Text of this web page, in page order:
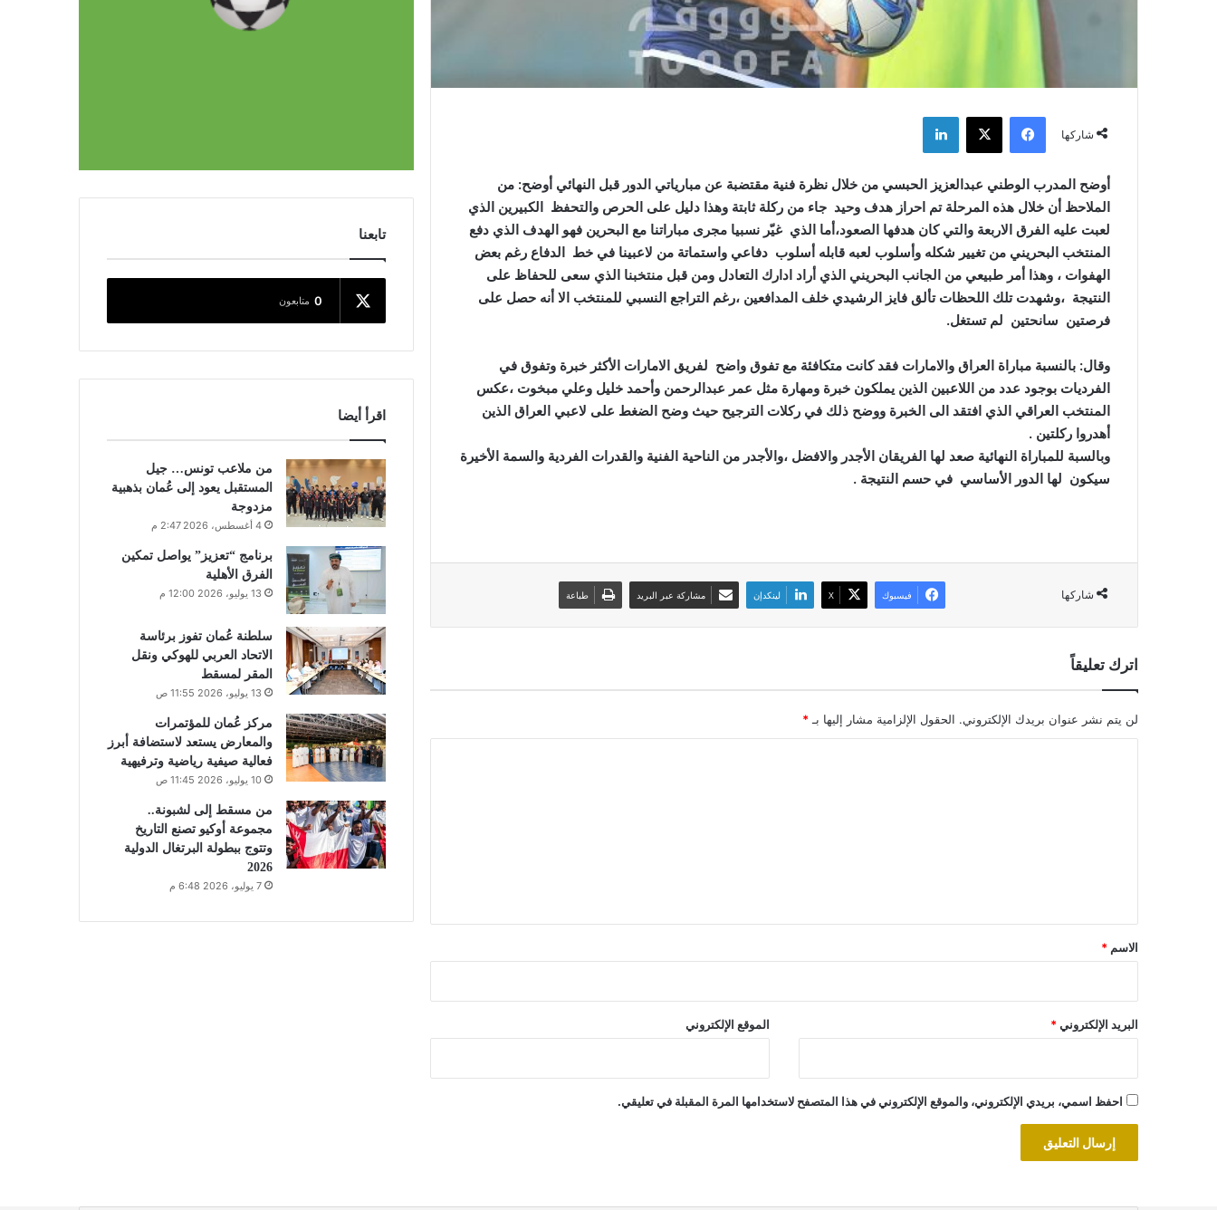
شاركها
فيسبوك ‫X لينكدإن
أوضح المدرب الوطني عبدالعزيز الحبسي من خلال نظرة فنية مقتضبة عن مبارياتي الدور قبل النهائي أوضح: من
الملاحظ أن خلال هذه المرحلة تم احراز هدف وحيد جاء من ركلة ثابتة وهذا دليل على الحرص والتحفظ الكبيرين الذي
لعبت عليه الفرق الاربعة والتي كان هدفها الصعود،أما الذي غيّر نسبيا مجرى مباراتنا مع البحرين فهو الهدف الذي دفع
المنتخب البحريني من تغيير شكله وأسلوب لعبه قابله أسلوب دفاعي واستماتة من لاعبينا في خط الدفاع رغم بعض
الهفوات ، وهذا أمر طبيعي من الجانب البحريني الذي أراد ادارك التعادل ومن قبل منتخبنا الذي سعى للحفاظ على
النتيجة ،وشهدت تلك اللحظات تألق فايز الرشيدي خلف المدافعين ،رغم التراجع النسبي للمنتخب الا أنه حصل على
فرصتين سانحتين لم تستغل.
وقال: بالنسبة مباراة العراق والامارات فقد كانت متكافئة مع تفوق واضح لفريق الامارات الأكثر خبرة وتفوق في
الفرديات بوجود عدد من اللاعبين الذين يملكون خبرة ومهارة مثل عمر عبدالرحمن وأحمد خليل وعلي مبخوت ،عكس
المنتخب العراقي الذي افتقد الى الخبرة ووضح ذلك في ركلات الترجيح حيث وضح الضغط على لاعبي العراق الذين
أهدروا ركلتين .
وبالسبة للمباراة النهائية صعد لها الفريقان الأجدر والافضل ،والأجدر من الناحية الفنية والقدرات الفردية والسمة الأخيرة
سيكون لها الدور الأساسي في حسم النتيجة .
شاركها فيسبوك ‫X لينكدإن مشاركة عبر البريد طباعة
اترك تعليقاً
لن يتم نشر عنوان بريدك الإلكتروني. الحقول الإلزامية مشار إليها بـ *
*
الاسم *
البريد الإلكتروني* الموقع الإلكتروني
احفظ اسمي، بريدي الإلكتروني، والموقع الإلكتروني في هذا المتصفح لاستخدامها المرة المقبلة في تعليقي.
تابعنا
0 متابعون
اقرأ أيضا
من ملاعب تونس… جيل
المستقبل يعود إلى عُمان بذهبية
مزدوجة
4 أغسطس، 2026 2:47 م
برنامج “تعزيز” يواصل تمكين
الفرق الأهلية
13 يوليو، 2026 12:00 م
سلطنة عُمان تفوز برئاسة
الاتحاد العربي للهوكي ونقل
المقر لمسقط
13 يوليو، 2026 11:55 ص
مركز عُمان للمؤتمرات
والمعارض يستعد لاستضافة أبرز
فعالية صيفية رياضية وترفيهية
10 يوليو، 2026 11:45 ص
من مسقط إلى لشبونة..
مجموعة أوكيو تصنع التاريخ
وتتوج ببطولة البرتغال الدولية
2026
7 يوليو، 2026 6:48 م